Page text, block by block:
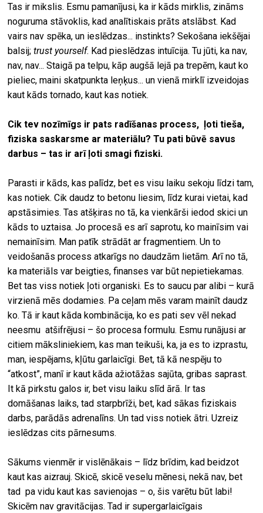
Tas ir mikslis. Esmu pamanījusi, ka ir kāds mirklis, zināms
noguruma stāvoklis, kad analītiskais prāts atslābst. Kad
vairs nav spēka, un ieslēdzas... instinkts? Sekošana iekšējai
balsij;trust yourself. Kad pieslēdzas intuīcija. Tu jūti, ka nav,
nav, nav... Staigā pa telpu, kāp augšā lejā pa trepēm, kaut ko
pieliec, maini skatpunkta leņķus... un vienā mirklī izveidojas
kaut kāds tornado, kaut kas notiek.
Cik tev nozīmīgs ir pats radīšanas process, ļoti tieša,
fiziska saskarsme ar materiālu? Tu pati būvē savus
darbus – tas ir arī ļoti smagi fiziski.
Parasti ir kāds, kas palīdz, bet es visu laiku sekoju līdzi tam,
kas notiek. Cik daudz to betonu liesim, līdz kurai vietai, kad
apstāsimies. Tas atšķiras no tā, ka vienkārši iedod skici un
kāds to uztaisa. Jo procesā es arī saprotu, ko mainīsim vai
nemainīsim. Man patīk strādāt ar fragmentiem. Un to
veidošanās process atkarīgs no daudzām lietām. Arī no tā,
ka materiāls var beigties, finanses var būt nepietiekamas.
Bet tas viss notiek ļoti organiski. Es to saucu par alibi – kurā
virzienā mēs dodamies. Pa ceļam mēs varam mainīt daudz
ko. Tā ir kaut kāda kombinācija, ko es pati sev vēl nekad
neesmu atšifrējusi – šo procesa formulu. Esmu runājusi ar
citiem māksliniekiem, kas man teikuši, ka, ja es to izprastu,
man, iespējams, kļūtu garlaicīgi. Bet, tā kā nespēju to
“atkost”, manī ir kaut kāda ažiotāžas sajūta, gribas saprast.
It kā pirkstu galos ir, bet visu laiku slīd ārā. Ir tas
domāšanas laiks, tad starpbrīži, bet, kad sākas fiziskais
darbs, parādās adrenalīns. Un tad viss notiek ātri. Uzreiz
ieslēdzas cits pārnesums.
Sākums vienmēr ir vislēnākais – līdz brīdim, kad beidzot
kaut kas aizrauj. Skicē, skicē veselu mēnesi, nekā nav, bet
tad pa vidu kaut kas savienojas – o, šis varētu būt labi!
Skicēm nav gravitācijas. Tad ir supergarlaicīgais